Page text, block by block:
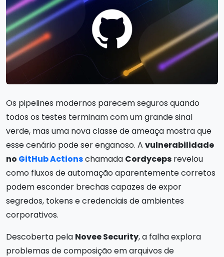
Os pipelines modernos parecem seguros quando
todos os testes terminam com um grande sinal
verde, mas uma nova classe de ameaça mostra que
esse cenário pode ser enganoso. A vulnerabilidade
no GitHub Actionschamada Cordyceps revelou
como fluxos de automação aparentemente corretos
podem esconder brechas capazes de expor
segredos, tokens e credenciais de ambientes
corporativos.
Descoberta pela Novee Security, a falha explora
problemas de composição em arquivos de